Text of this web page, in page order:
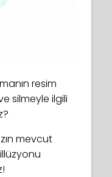
resim
silmeyle ilgili
mevcut